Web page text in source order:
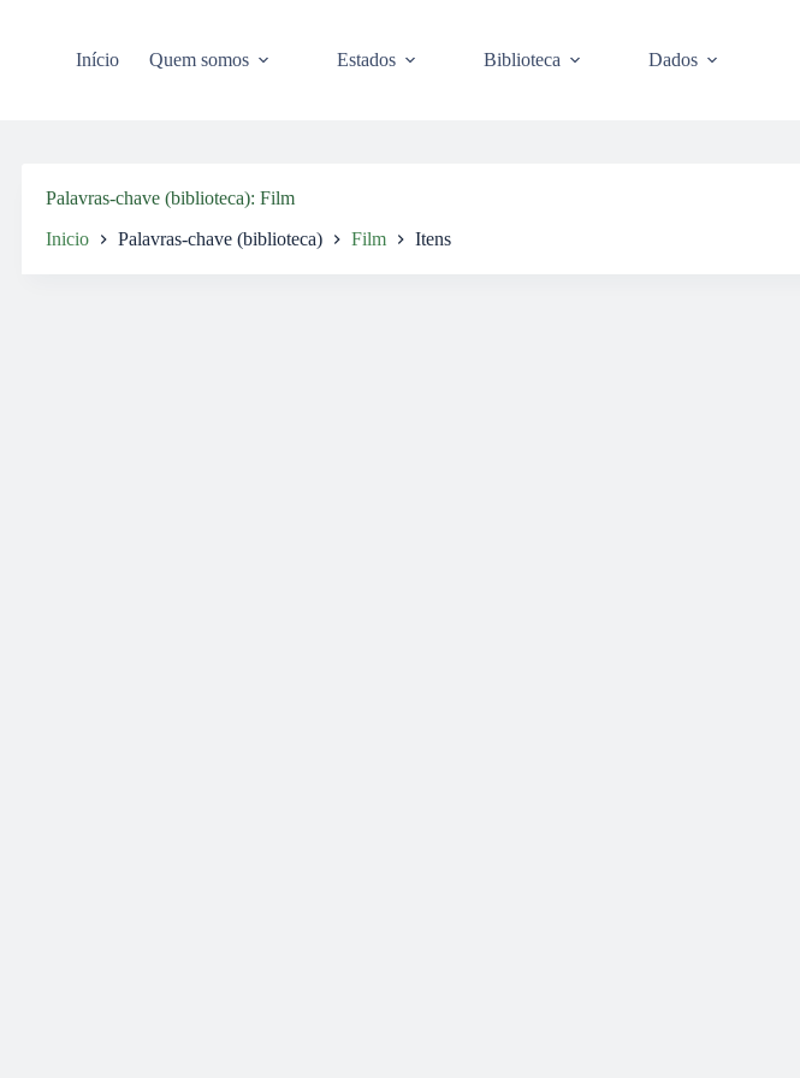
Início Quem somos Estados Biblioteca Dados
Palavras-chave (biblioteca) Film
Inicio Palavras-chave (biblioteca) Film Itens